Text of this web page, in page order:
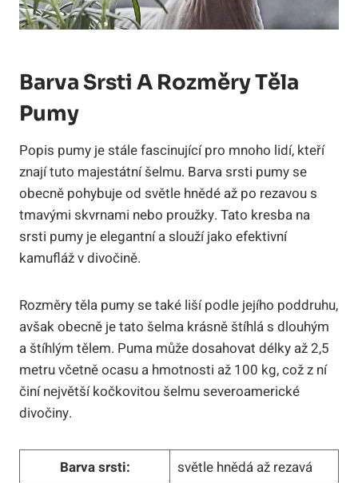
Barva Srsti A Rozměry Těla
Pumy
Popis pumy je stále fascinující pro mnoho lidí, kteří
znají tuto majestátní šelmu. Barva srsti pumy se
obecně pohybuje od světle hnědé až po rezavou s
tmavými skvrnami nebo proužky. Tato kresba na
srsti pumy je elegantní a slouží jako efektivní
kamufláž v divočině.
Rozměry těla pumy se také liší podle jejího poddruhu,
avšak obecně je tato šelma krásně štíhlá s dlouhým
a štíhlým tělem. Puma může dosahovat délky až 2,5
metru včetně ocasu a hmotnosti až 100 kg, což z ní
činí největší kočkovitou šelmu severoamerické
divočiny.
Barva srsti:
světle hnědá až rezavá